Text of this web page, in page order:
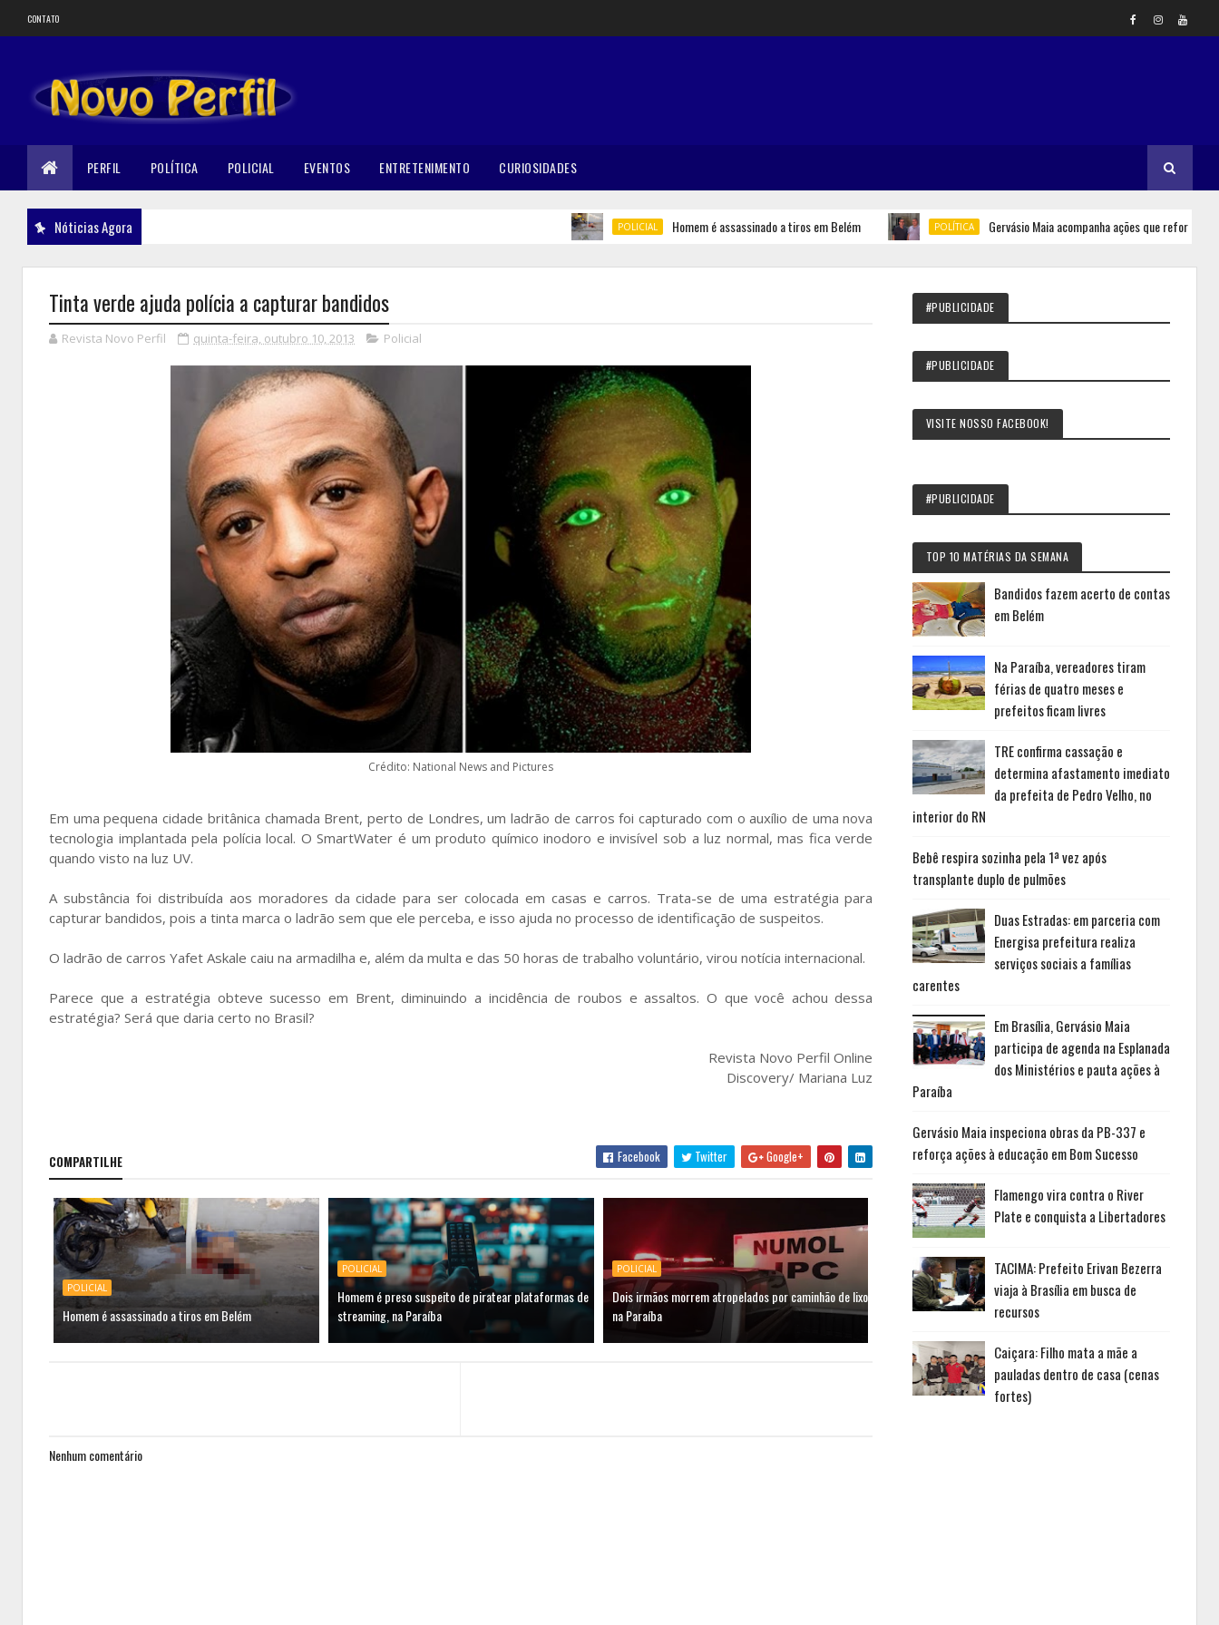
CONTATO
PERFIL POLÍTICA POLICIAL EVENTOS ENTRETENIMENTO CURIOSIDADES
Nóticias Agora POLICIAL Homem é assassinado a tiros em Belém POLÍTICA Gervásio Maia acompanha ações que reforçam
Tinta verde ajuda polícia a capturar bandidos
Revista Novo Perfil quinta-feira, outubro 10, 2013 Policial
Crédito: National News and Pictures
Em uma pequena cidade britânica chamada Brent, perto de Londres, um ladrão de carros foi capturado com o auxílio de uma nova
tecnologia implantada pela polícia local. O SmartWater é um produto químico inodoro e invisível sob a luz normal, mas fica verde
quando visto na luz UV.
A substância foi distribuída aos moradores da cidade para ser colocada em casas e carros. Trata-se de uma estratégia para
capturar bandidos, pois a tinta marca o ladrão sem que ele perceba, e isso ajuda no processo de identificação de suspeitos.
O ladrão de carros Yafet Askale caiu na armadilha e, além da multa e das 50 horas de trabalho voluntário, virou notícia internacional.
Parece que a estratégia obteve sucesso em Brent, diminuindo a incidência de roubos e assaltos. O que você achou dessa
estratégia? Será que daria certo no Brasil?
Revista Novo Perfil Online
Discovery/ Mariana Luz
COMPARTILHE Facebook Twitter Google+
POLICIAL
Homem é assassinado a tiros em Belém
POLICIAL
Homem é preso suspeito de piratear plataformas de
streaming, na Paraíba
POLICIAL
Dois irmãos morrem atropelados por caminhão de lixo
na Paraíba
Nenhum comentário
#PUBLICIDADE
#PUBLICIDADE
VISITE NOSSO FACEBOOK!
#PUBLICIDADE
TOP 10 MATÉRIAS DA SEMANA
Bandidos fazem acerto de contas
em Belém
Na Paraíba, vereadores tiram
férias de quatro meses e
prefeitos ficam livres
TRE confirma cassação e
determina afastamento imediato
da prefeita de Pedro Velho, no
interior do RN
Bebê respira sozinha pela 1ª vez após
transplante duplo de pulmões
Duas Estradas: em parceria com
Energisa prefeitura realiza
serviços sociais a famílias
carentes
Em Brasília, Gervásio Maia
participa de agenda na Esplanada
dos Ministérios e pauta ações à
Paraíba
Gervásio Maia inspeciona obras da PB-337 e
reforça ações à educação em Bom Sucesso
Flamengo vira contra o River
Plate e conquista a Libertadores
TACIMA: Prefeito Erivan Bezerra
viaja à Brasília em busca de
recursos
Caiçara: Filho mata a mãe a
pauladas dentro de casa (cenas
fortes)